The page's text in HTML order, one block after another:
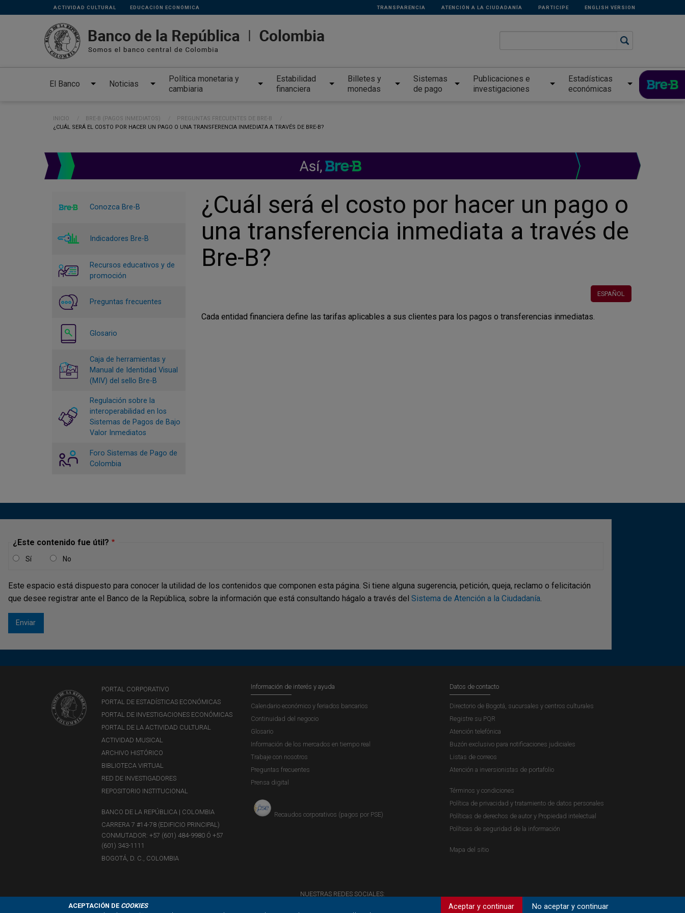
Pasar al contenido principal
Links
secundarios
ACTIVIDAD CULTURAL EDUCACIÓN ECONÓMICA TRANSPARENCIA ATENCIÓN A LA CIUDADANÍA PARTICIPE ENGLISH VERSION
El Banco Noticias
Política monetaria y
cambiaria
Estabilidad
financiera
Billetes y
monedas
Sistemas
de pago
Publicaciones e
investigaciones
Estadísticas
económicas
Ruta de navegación
INICIO BRE-B (PAGOS INMEDIATOS)
PREGUNTAS FRECUENTES DE BRE-B
CURRENT:
¿CUÁL SERÁ EL COSTO POR HACER UN PAGO O UNA TRANSFERENCIA INMEDIATA A TRAVÉS DE BRE-B?
¿Cuál será el costo por hacer un pago o
una transferencia inmediata a través de
Bre-B?
ESPAÑOL
Cada entidad financiera define las tarifas aplicables a sus clientes para los pagos o transferencias inmediatas.
Conozca Bre-B
Indicadores Bre-B
Recursos educativos y de
promoción
Preguntas frecuentes
Glosario
Caja de herramientas y
Manual de Identidad Visual
(MIV) del sello Bre-B
Regulación sobre la
interoperabilidad en los
Sistemas de Pagos de Bajo
Valor Inmediatos
Foro Sistemas de Pago de
Colombia
¿Este contenido fue útil?
Sí No
Este espacio está dispuesto para conocer la utilidad de los contenidos que componen esta página. Si tiene alguna sugerencia, petición, queja, reclamo o felicitación
que desee registrar ante el Banco de la República, sobre la información que está consultando hágalo a través del Sistema de Atención a la Ciudadanía
ACEPTACIÓN DE COOKIES
Aceptar y continuar No aceptar y continuar
PORTAL CORPORATIVO
PORTAL DE ESTADÍSTICAS ECONÓMICAS
PORTAL DE INVESTIGACIONES ECONÓMICAS
PORTAL DE LA ACTIVIDAD CULTURAL
ACTIVIDAD MUSICAL
ARCHIVO HISTÓRICO
BIBLIOTECA VIRTUAL
RED DE INVESTIGADORES
REPOSITORIO INSTITUCIONAL
BANCO DE LA REPÚBLICA | COLOMBIA
CARRERA 7 #14-78 (EDIFICIO PRINCIPAL)
CONMUTADOR: +57 (601) 484-9980 Ó +57
(601) 343-1111
BOGOTÁ, D. C., COLOMBIA
Información de interés y ayuda
Calendario económico y feriados bancarios
Continuidad del negocio
Glosario
Información de los mercados en tiempo real
Trabaje con nosotros
Preguntas frecuentes
Prensa digital
Recaudos corporativos (pagos por PSE)
Datos de contacto
Directorio de Bogotá, sucursales y centros culturales
Registre su PQR
Atención telefónica
Buzón exclusivo para notificaciones judiciales
Listas de correos
Atención a inversionistas de portafolio
Términos y condiciones
Política de privacidad y tratamiento de datos personales
Políticas de derechos de autor y Propiedad intelectual
Políticas de seguridad de la información
Mapa del sitio
NUESTRAS REDES SOCIALES: